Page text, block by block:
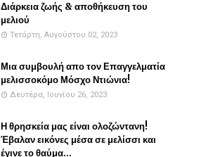
Διάρκεια ζωής & αποθήκευση του
μελιού
Τετάρτη, Αυγούστου 02, 2023
Μια συμβουλή απο τον Επαγγελματία
μελισσοκόμο Μόσχο Ντιώνια!
Δευτέρα, Ιουνίου 26, 2023
Η θρησκεία μας είναι ολοζώντανη!
Έβαλαν εικόνες μέσα σε μελίσσι και
έγινε το θαύμα...